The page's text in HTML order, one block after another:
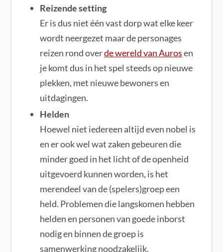
Reizende setting
Er is dus niet één vast dorp wat elke keer
wordt neergezet maar de personages
reizen rond overde wereld van Aurosen
je komt dus in het spel steeds op nieuwe
plekken, met nieuwe bewoners en
uitdagingen.
Helden
Hoewel niet iedereen altijd even nobel is
en er ook wel wat zaken gebeuren die
minder goed in het licht of de openheid
uitgevoerd kunnen worden, is het
merendeel van de (spelers)groep een
held. Problemen die langskomen hebben
helden en personen van goede inborst
nodig en binnen de groep is
samenwerking noodzakelijk.